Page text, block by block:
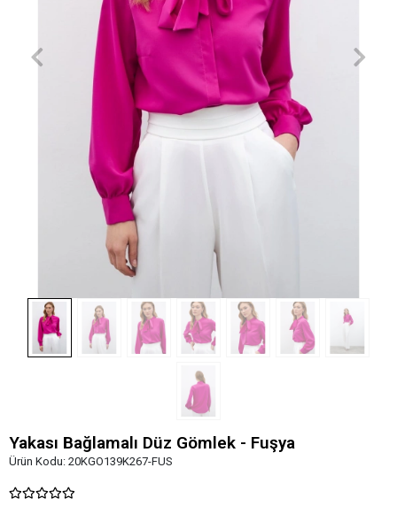
Yakası Bağlamalı Düz Gömlek - Fuşya
Ürün Kodu: 20KGO139K267-FUS